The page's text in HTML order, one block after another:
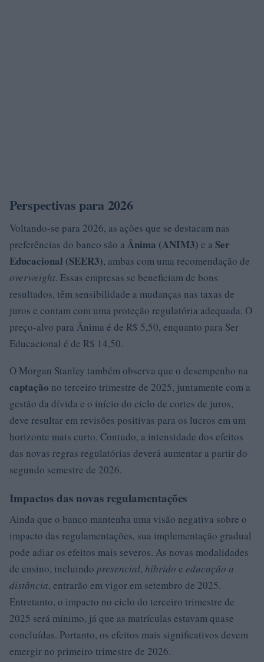
Perspectivas para 2026
Voltando-se para 2026, as ações que se destacam nas
preferências do banco são a Ânima (ANIM3) e a Ser
Educacional (SEER3), ambas com uma recomendação de
overweight. Essas empresas se beneficiam de bons
resultados, têm sensibilidade a mudanças nas taxas de
juros e contam com uma proteção regulatória adequada. O
preço-alvo para Ânima é de R$ 5,50, enquanto para Ser
Educacional é de R$ 14,50.
O Morgan Stanley também observa que o desempenho na
captação no terceiro trimestre de 2025, juntamente com a
gestão da dívida e o início do ciclo de cortes de juros,
deve resultar em revisões positivas para os lucros em um
horizonte mais curto. Contudo, a intensidade dos efeitos
das novas regras regulatórias deverá aumentar a partir do
segundo semestre de 2026.
Impactos das novas regulamentações
Ainda que o banco mantenha uma visão negativa sobre o
impacto das regulamentações, sua implementação gradual
pode adiar os efeitos mais severos. As novas modalidades
de ensino, incluindo presencial, híbrido e educação a
distância, entrarão em vigor em setembro de 2025.
Entretanto, o impacto no ciclo do terceiro trimestre de
2025 será mínimo, já que as matrículas estavam quase
concluídas. Portanto, os efeitos mais significativos devem
emergir no primeiro trimestre de 2026.